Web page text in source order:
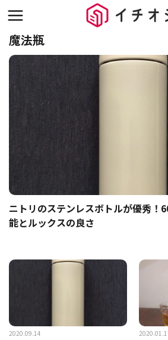
魔法瓶
ニトリのステンレスボトルが優秀！
能とルックスの良さ
2020.09.14